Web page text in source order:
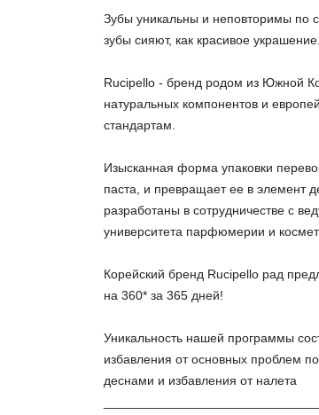
Зубы уникальны и неповторимы по
зубы сияют, как красивое украшение.
Rucipello - бренд родом из Южной
натуральных компонентов и
стандартам.
Изысканная форма упаковки
паста, и превращает ее в элемент
разработаны в сотрудничестве с
университета парфюмерии и
Корейский бренд Rucipello рад
на 360* за 365 дней!
Уникальность нашей программы
избавления от основных проблем
деснами и избавления от налета